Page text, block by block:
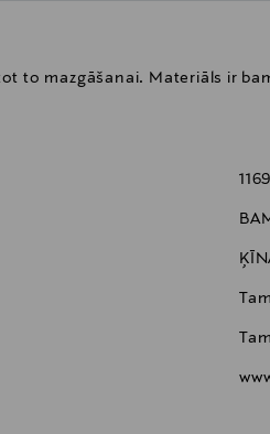
to mazgāšanai. Materiāls ir